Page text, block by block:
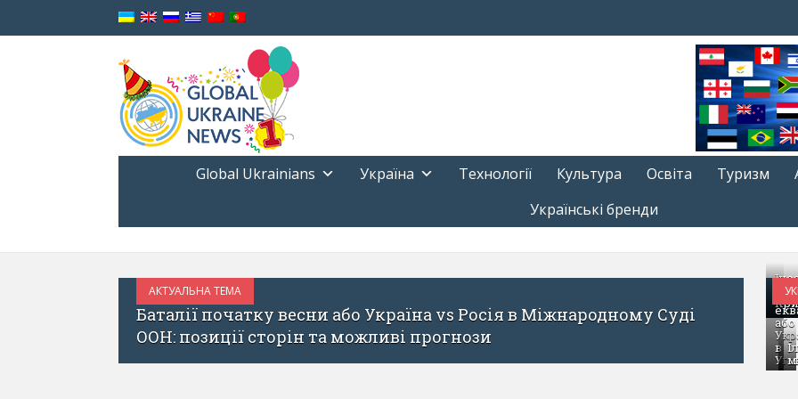
Global Ukrainians Україна Технології Культура Освіта Туризм
Українські бренди
Росія в Міжнародному Суді
Stoned Jesus: секрети всесвітнього успіху від
Ігора Сидоренка
на
або
в